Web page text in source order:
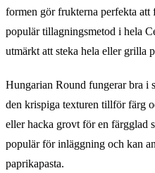
formen gör frukterna perfekta
populär tillagningsmetod i hela
utmärkt att steka hela eller grilla
Hungarian Round fungerar bra i
den krispiga texturen tillför färg
eller hacka grovt för en färgglad
populär för inläggning och kan
paprikapasta.